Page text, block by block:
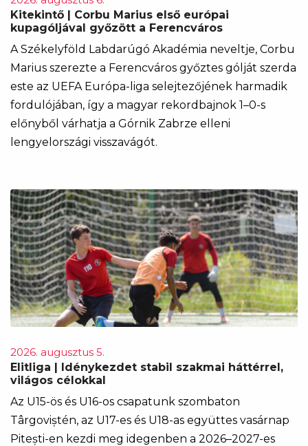
Kitekintő | Corbu Marius első európai
kupagóljával győzött a Ferencváros
A Székelyföld Labdarúgó Akadémia neveltje, Corbu
Marius szerezte a Ferencváros győztes gólját szerda
este az UEFA Európa-liga selejtezőjének harmadik
fordulójában, így a magyar rekordbajnok 1–0-s
előnyből várhatja a Górnik Zabrze elleni
lengyelországi visszavágót.
2026. augusztus 5.
Elitliga | Idénykezdet stabil szakmai háttérrel,
világos célokkal
Az U15-ös és U16-os csapatunk szombaton
Târgoviștén, az U17-es és U18-as együttes vasárnap
Pitești-en kezdi meg idegenben a 2026–2027-es